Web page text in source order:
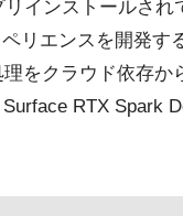
インストールされ
リエンスを開発す
をクラウド依存か
RTX Spark